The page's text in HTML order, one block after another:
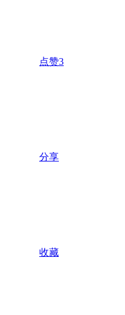
点赞3
分享
收藏